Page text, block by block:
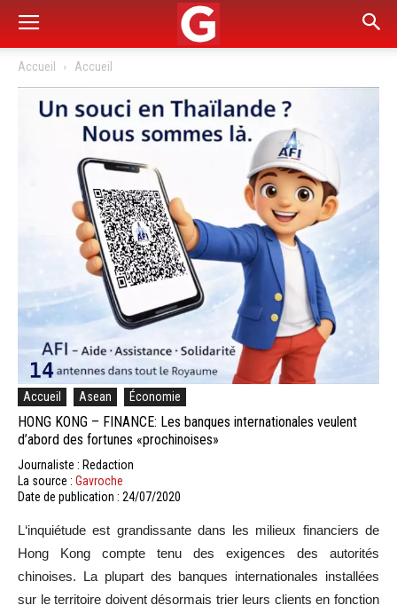
Accueil Accueil
Accueil Asean Économie
HONG KONG – FINANCE: Les banques internationales veulent
d’abord des fortunes «prochinoises»
Journaliste : Redaction
La source : Gavroche
Date de publication : 24/07/2020
L‘inquiétude est grandissante dans les milieux financiers de
Hong Kong compte tenu des exigences des autorités
chinoises. La plupart des banques internationales installées
sur le territoire doivent désormais trier leurs clients en fonction